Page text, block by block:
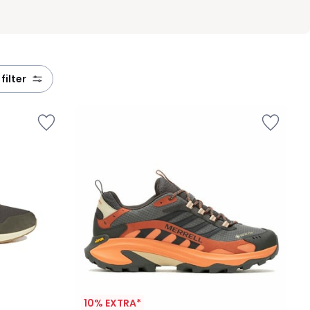
filter
10% EXTRA*